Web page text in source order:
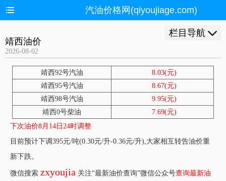
汽油价格网(qiyoujiage.com)
栏目导航
靖西油价
2026-08-02
靖西92号汽油
8.03(元)
靖西95号汽油
8.67(元)
靖西98号汽油
9.95(元)
靖西0号柴油
7.69(元)
下次油价8月14日24时调整
目前预计下调395元/吨(0.30元/升-0.36元/升),大家相互转告油价重
新下跌。
微信搜索 zxyoujia 关注“最新油价查询”微信公众号查询最新油